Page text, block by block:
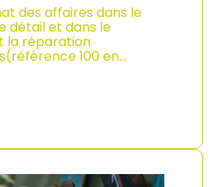
des affaires dans le
détail et dans le
la réparation
100 en…